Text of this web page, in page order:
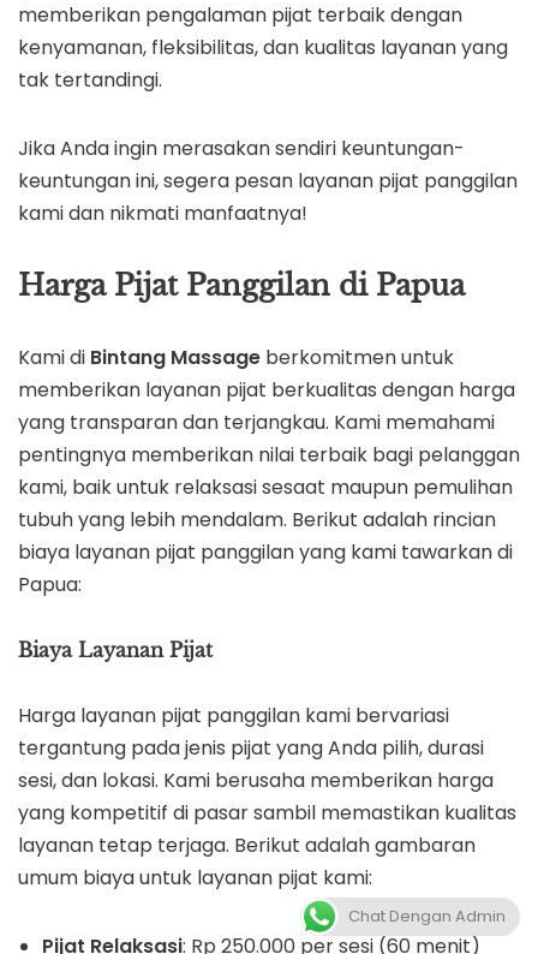
memberikan pengalaman pijat terbaik dengan
kenyamanan, fleksibilitas, dan kualitas layanan yang
tak tertandingi.
Jika Anda ingin merasakan sendiri keuntungan-
keuntungan ini, segera pesan layanan pijat panggilan
kami dan nikmati manfaatnya!
Harga Pijat Panggilan di Papua
Kami di Bintang Massage berkomitmen untuk
memberikan layanan pijat berkualitas dengan harga
yang transparan dan terjangkau. Kami memahami
pentingnya memberikan nilai terbaik bagi pelanggan
kami, baik untuk relaksasi sesaat maupun pemulihan
tubuh yang lebih mendalam. Berikut adalah rincian
biaya layanan pijat panggilan yang kami tawarkan di
Papua:
Biaya Layanan Pijat
Harga layanan pijat panggilan kami bervariasi
tergantung pada jenis pijat yang Anda pilih, durasi
sesi, dan lokasi. Kami berusaha memberikan harga
yang kompetitif di pasar sambil memastikan kualitas
layanan tetap terjaga. Berikut adalah gambaran
umum biaya untuk layanan pijat kami:
Pijat Relaksasi: Rp 250.000 per sesi (60 menit)
Chat Dengan Admin